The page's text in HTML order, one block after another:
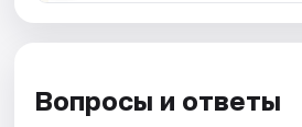
Вопросы и ответы